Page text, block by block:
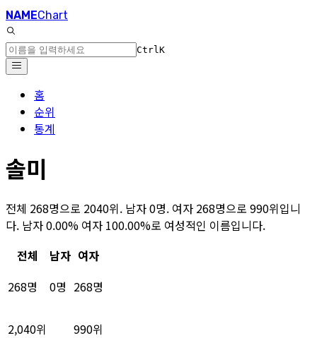
NAMEChart
CtrlK
홈
순위
통계
솔미
전체 268명으로 2040위. 남자 0명. 여자 268명으로 990위입니
다. 남자 0.00% 여자 100.00%로 여성적인 이름입니다.
전체
남자 여자
268명
0명 268명
2,040위 990위